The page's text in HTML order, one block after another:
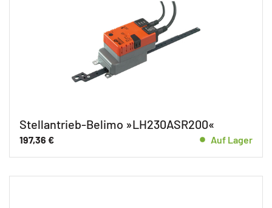
Stellantrieb-Belimo »LH230ASR200«
197,36 € Auf Lager